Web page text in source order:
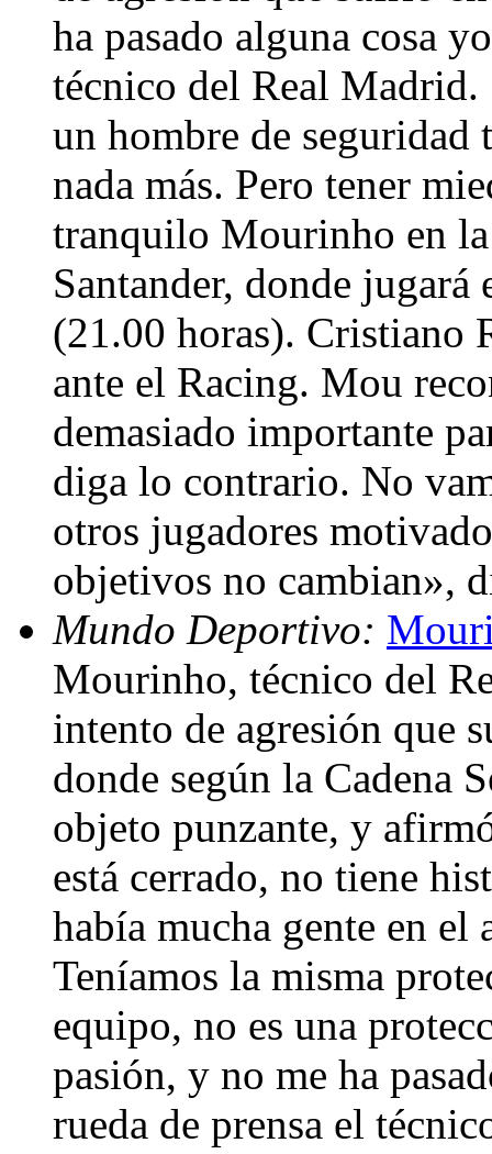
ha pasado alguna cosa
técnico del Real Madrid.
un hombre de seguridad
nada más. Pero tener
tranquilo Mourinho en
Santander, donde
(21.00 horas). Cristiano
ante el Racing. Mou
demasiado importante
diga lo contrario. No
otros jugadores
objetivos no cambian»,
Mundo Deportivo:
Mourinho, técnico del
intento de agresión que
donde según la Cadena
objeto punzante, y
está cerrado, no tiene
había mucha gente en el
Teníamos la misma
equipo, no es una
pasión, y no me ha
rueda de prensa el